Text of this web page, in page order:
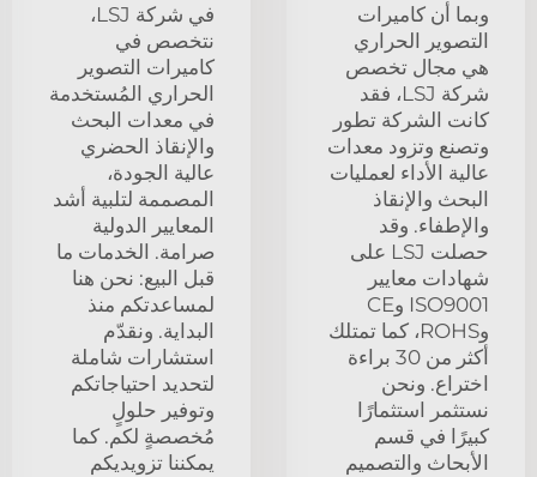
وبما أن كاميرات
التصوير الحراري
هي مجال تخصص
شركة LSJ، فقد
كانت الشركة تطور
وتصنع وتزود معدات
عالية الأداء لعمليات
البحث والإنقاذ
والإطفاء. وقد
حصلت LSJ على
شهادات معايير
ISO9001 وCE
وROHS، كما تمتلك
أكثر من 30 براءة
اختراع. ونحن
نستثمر استثمارًا
كبيرًا في قسم
الأبحاث والتصميم
في شركة LSJ،
نتخصص في
كاميرات التصوير
الحراري المُستخدمة
في معدات البحث
والإنقاذ الحضري
عالية الجودة،
المصممة لتلبية أشد
المعايير الدولية
صرامة. الخدمات ما
قبل البيع: نحن هنا
لمساعدتكم منذ
البداية. ونقدّم
استشارات شاملة
لتحديد احتياجاتكم
وتوفير حلولٍ
مُخصصةٍ لكم. كما
يمكننا تزويديكم